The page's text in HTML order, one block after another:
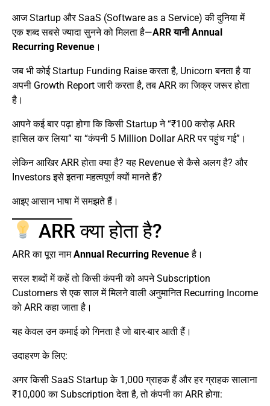
आज Startup और SaaS (Software as a Service) की दुनिया में
एक शब्द सबसे ज्यादा सुनने को मिलता है—ARR यानी Annual
Recurring Revenue ।
जब भी कोई Startup Funding Raise करता है, Unicorn बनता है या
अपनी Growth Report जारी करता है, तब ARR का जिक्र जरूर होता
है।
आपने कई बार पढ़ा होगा कि किसी Startup ने “₹100 करोड़ ARR
हासिल कर लिया” या “कंपनी 5 Million Dollar ARR पर पहुंच गई”।
लेकिन आखिर ARR होता क्या है? यह Revenue से कैसे अलग है? और
Investors इसे इतना महत्वपूर्ण क्यों मानते हैं?
आइए आसान भाषा में समझते हैं।
ARR क्या होता है?
ARR का पूरा नामAnnual Recurring Revenueहै।
सरल शब्दों में कहें तो किसी कंपनी को अपने Subscription
Customers से एक साल में मिलने वाली अनुमानित Recurring Income
को ARR कहा जाता है।
यह केवल उन कमाई को गिनता है जो बार-बार आती हैं।
उदाहरण के लिए:
अगर किसी SaaS Startup के 1,000 ग्राहक हैं और हर ग्राहक सालाना
₹10,000 का Subscription देता है, तो कंपनी का ARR होगा: